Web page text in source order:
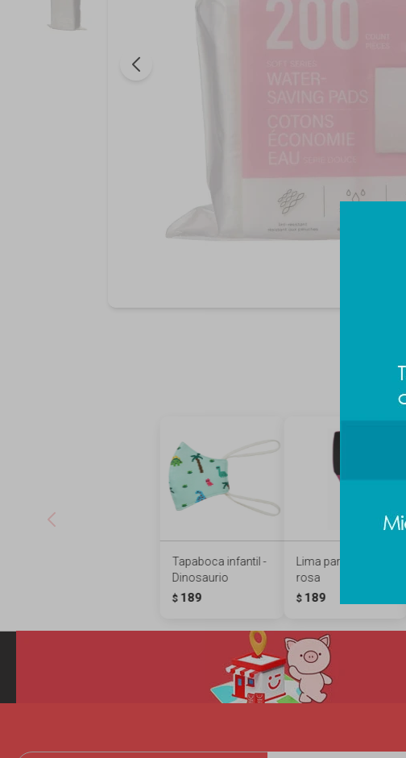
Tapaboca infantil -
Dinosaurio
$ 189
Lima para pies -
rosa
$ 189